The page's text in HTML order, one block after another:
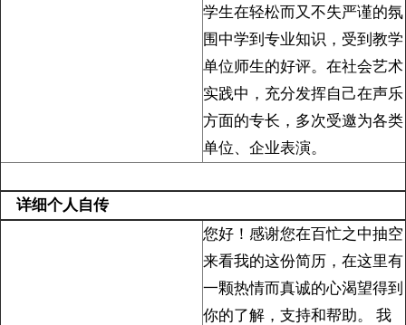
学生在轻松而又不失严谨的氛
围中学到专业知识，受到教学
单位师生的好评。在社会艺术
实践中，充分发挥自己在声乐
方面的专长，多次受邀为各类
单位、企业表演。
详细个人自传
您好！感谢您在百忙之中抽空
来看我的这份简历，在这里有
一颗热情而真诚的心渴望得到
你的了解，支持和帮助。 我